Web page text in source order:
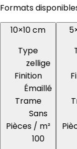
Formats
10×10 cm
Type
zellige
Finition
Émaillé
Trame
Sans
Pièces / m²
100